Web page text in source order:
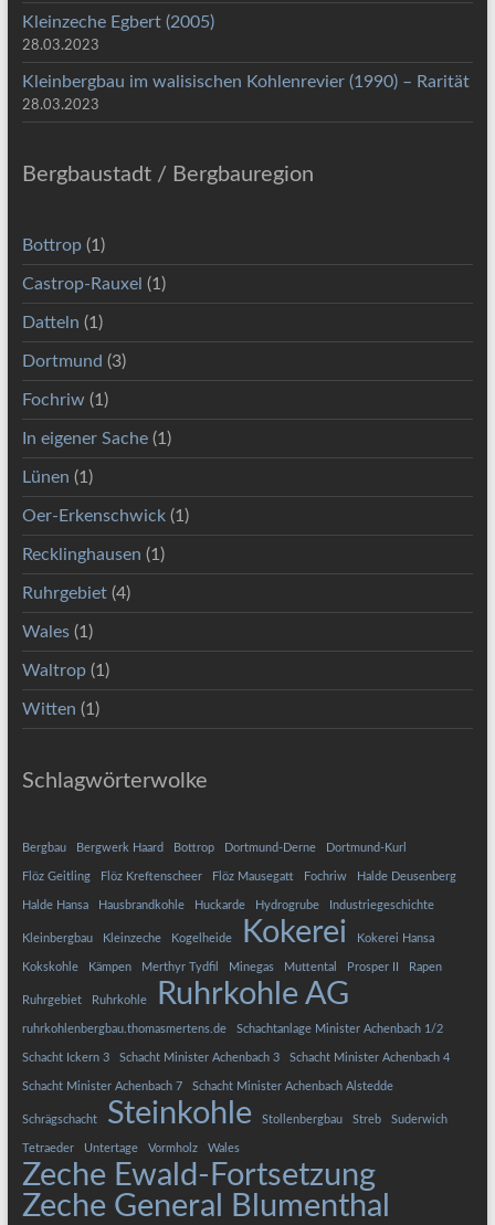
Kleinzeche Egbert (2005)
28.03.2023
Kleinbergbau im walisischen Kohlenrevier (1990) – Rarität
28.03.2023
Bergbaustadt / Bergbauregion
Bottrop(1)
Castrop-Rauxel (1)
Datteln (1)
Dortmund (3)
Fochriw (1)
In eigener Sache(1)
Lünen (1)
Oer-Erkenschwick(1)
Recklinghausen (1)
Ruhrgebiet(4)
Wales(1)
Waltrop(1)
Witten (1)
Schlagwörterwolke
Bergbau Bergwerk Haard Bottrop Dortmund-Derne Dortmund-Kurl
Flöz Geitling Flöz Kreftenscheer Flöz Mausegatt Fochriw Halde Deusenberg
Halde Hansa Hausbrandkohle Huckarde Hydrogrube Industriegeschichte
Kleinbergbau Kleinzeche Kogelheide Kokerei Kokerei Hansa
Kokskohle Kämpen Merthyr Tydfil Minegas Muttental Prosper II Rapen
Ruhrgebiet Ruhrkohle Ruhrkohle AG
ruhrkohlenbergbau.thomasmertens.de Schachtanlage Minister Achenbach 1/2
Schacht Ickern 3 Schacht Minister Achenbach 3 Schacht Minister Achenbach 4
Schacht Minister Achenbach 7 Schacht Minister Achenbach Alstedde
Schrägschacht Steinkohle Stollenbergbau Streb Suderwich
Tetraeder Untertage Vormholz Wales
Zeche Ewald-Fortsetzung
Zeche General Blumenthal